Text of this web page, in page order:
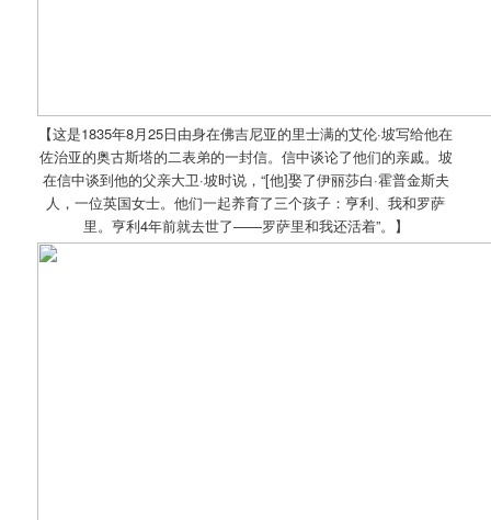
【这是1835年8月25日由身在佛吉尼亚的里士满的艾伦·坡写给他在
佐治亚的奥古斯塔的二表弟的一封信。信中谈论了他们的亲戚。坡
在信中谈到他的父亲大卫·坡时说，“[他]娶了伊丽莎白·霍普金斯夫
人，一位英国女士。他们一起养育了三个孩子：亨利、我和罗萨
里。亨利4年前就去世了——罗萨里和我还活着”。】